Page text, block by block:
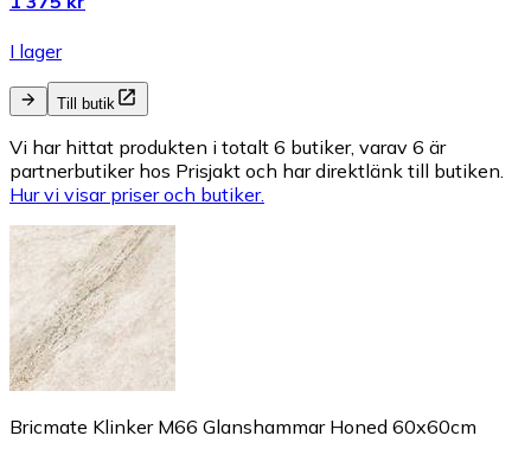
I lager
Till butik
Vi har hittat produkten i totalt 6 butiker, varav 6 är
partnerbutiker hos Prisjakt och har direktlänk till butiken.
Hur vi visar priser och butiker.
Bricmate Klinker M66 Glanshammar Honed 60x60cm